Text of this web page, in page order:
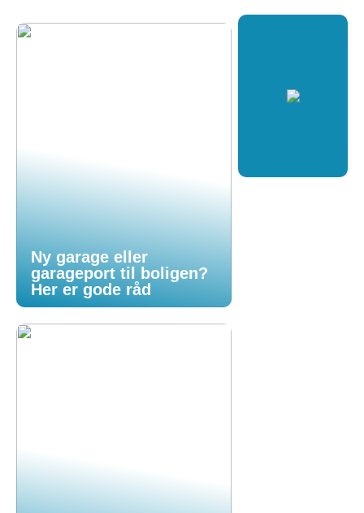
Ny garage eller
garageport til boligen?
Her er gode råd